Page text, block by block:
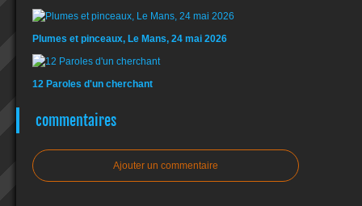
Plumes et pinceaux, Le Mans, 24 mai 2026
12 Paroles d'un cherchant
commentaires
Ajouter un commentaire